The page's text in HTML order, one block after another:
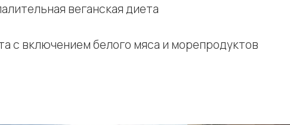
веганская диета
с включением белого мяса и морепродуктов